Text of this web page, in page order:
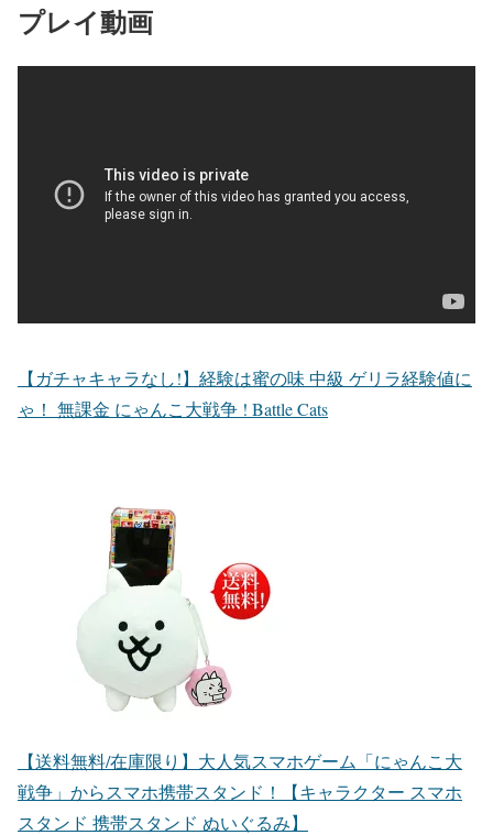
プレイ動画
【ガチャキャラなし!】経験は蜜の味 中級 ゲリラ経験値に
ゃ！ 無課金 にゃんこ大戦争 ! Battle Cats
【送料無料/在庫限り】大人気スマホゲーム「にゃんこ大
戦争」からスマホ携帯スタンド！【キャラクター スマホ
スタンド 携帯スタンド ぬいぐるみ】